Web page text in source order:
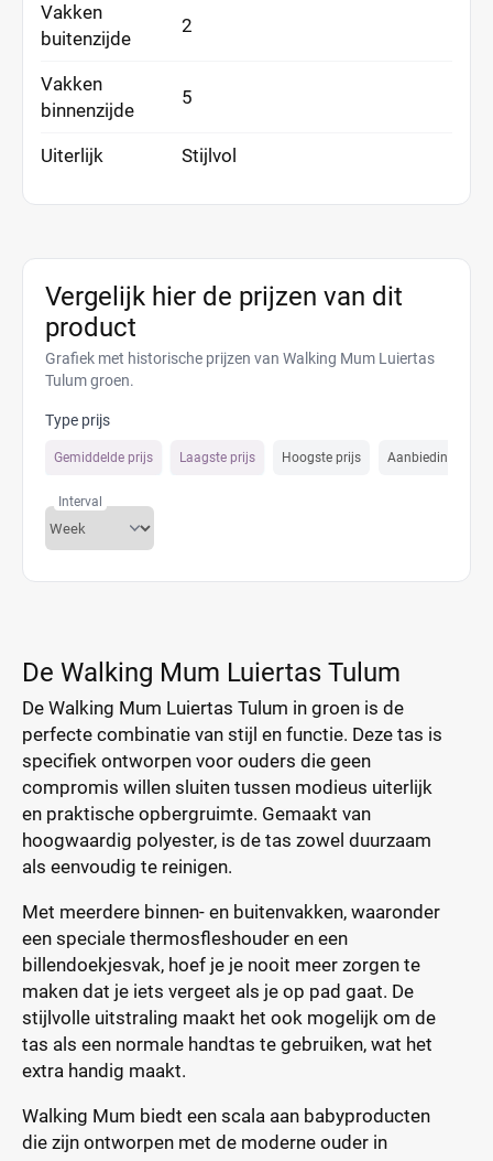
Vakken
buitenzijde
2
Vakken
binnenzijde
5
Uiterlijk Stijlvol
Vergelijk hier de prijzen van dit
product
Grafiek met historische prijzen van Walking Mum Luiertas
Tulum groen.
Type prijs
Gemiddelde prijs Laagste prijs Hoogste prijs Aanbiedings prijs
Interval
De Walking Mum Luiertas Tulum
De Walking Mum Luiertas Tulum in groen is de
perfecte combinatie van stijl en functie. Deze tas is
specifiek ontworpen voor ouders die geen
compromis willen sluiten tussen modieus uiterlijk
en praktische opbergruimte. Gemaakt van
hoogwaardig polyester, is de tas zowel duurzaam
als eenvoudig te reinigen.
Met meerdere binnen- en buitenvakken, waaronder
een speciale thermosfleshouder en een
billendoekjesvak, hoef je je nooit meer zorgen te
maken dat je iets vergeet als je op pad gaat. De
stijlvolle uitstraling maakt het ook mogelijk om de
tas als een normale handtas te gebruiken, wat het
extra handig maakt.
Walking Mum biedt een scala aan babyproducten
die zijn ontworpen met de moderne ouder in